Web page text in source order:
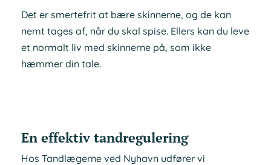
Det er smertefrit at bære skinnerne, og de kan
nemt tages af, når du skal spise. Ellers kan du leve
et normalt liv med skinnerne på, som ikke
hæmmer din tale.
En effektiv tandregulering
Hos Tandlægerne ved Nyhavn udfører vi